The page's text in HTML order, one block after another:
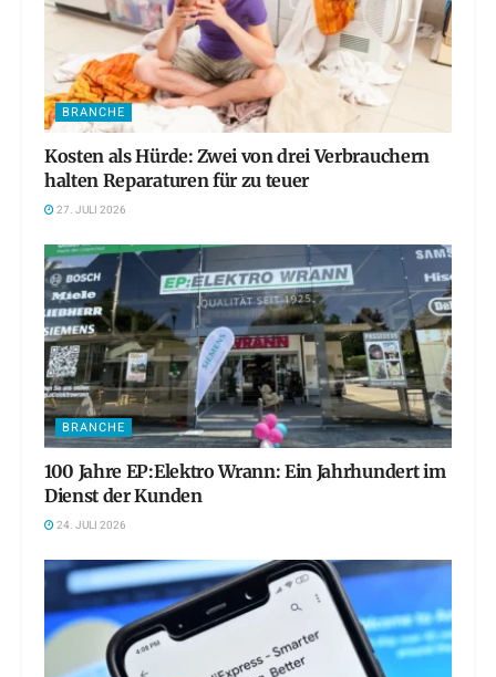
BRANCHE
Kosten als Hürde: Zwei von drei Verbrauchern
halten Reparaturen für zu teuer
27. JULI 2026
BRANCHE
100 Jahre EP:Elektro Wrann: Ein Jahrhundert im
Dienst der Kunden
24. JULI 2026